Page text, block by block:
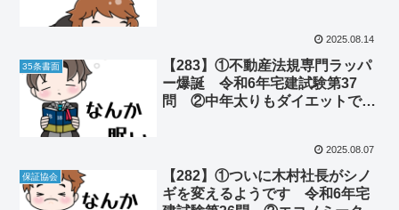
2025.08.14
35条書面
【283】①不動産法規専門ラッパ
ー爆誕 令和6年宅建試験第37
問 ②中年太りもダイエットで改
2025.08.07
保証協会
【282】①ついに木村社長がシノ
ギを変えるようです 令和6年宅